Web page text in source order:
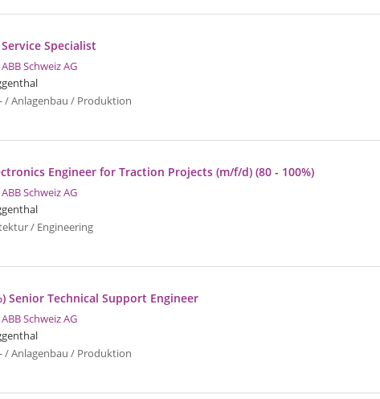
Specialist
ABB Schweiz AG
/ Anlagenbau / Produktion
Engineer for Traction Projects (m/f/d) (80 - 100%)
ABB Schweiz AG
/ Engineering
Senior Technical Support Engineer
ABB Schweiz AG
/ Anlagenbau / Produktion